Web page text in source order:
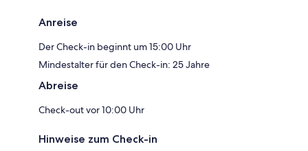
Anreise
Der Check-in beginnt um 15:00 Uhr
Mindestalter für den Check-in: 25 Jahre
Abreise
Check-out vor 10:00 Uhr
Hinweise zum Check-in